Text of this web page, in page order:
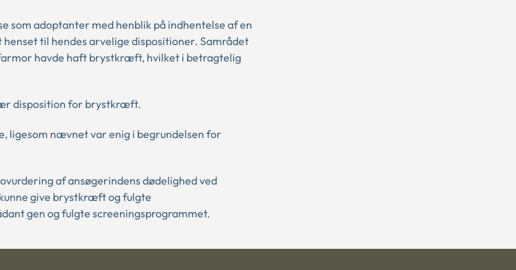
som adoptanter med henblik på indhentelse af en
til hendes arvelige dispositioner. Samrådet
havde haft brystkræft, hvilket i betragtelig
disposition for brystkræft.
ligesom nævnet var enig i begrundelsen for
af ansøgerindens dødelighed ved
give brystkræft og fulgte
gen og fulgte screeningsprogrammet.